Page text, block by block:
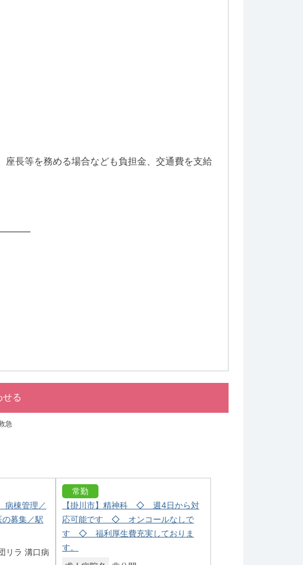
長等を務める場合なども負担金、交通費を支給
せる
急
病棟管理／
募集／駅
リラ 溝口病
常勤
【掛川市】精神科 ◇ 週4日から対
応可能です ◇ オンコールなしで
す ◇ 福利厚生費充実しておりま
す。